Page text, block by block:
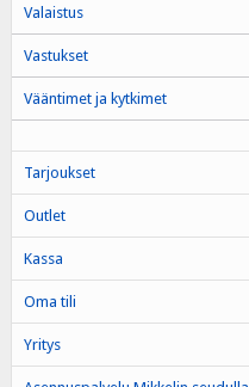
Valaistus
Vastukset
Vääntimet ja kytkimet
Tarjoukset
Outlet
Kassa
Oma tili
Yritys